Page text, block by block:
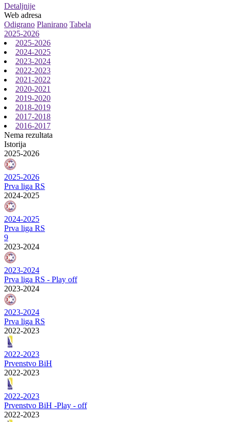
Detaljnije
Web adresa
Odigrano Planirano Tabela
2025-2026
2025-2026
2024-2025
2023-2024
2022-2023
2021-2022
2020-2021
2019-2020
2018-2019
2017-2018
2016-2017
Nema rezultata
Istorija
2025-2026
2025-2026
Prva liga RS
2024-2025
2024-2025
Prva liga RS
9
2023-2024
2023-2024
Prva liga RS - Play off
2023-2024
2023-2024
Prva liga RS
2022-2023
2022-2023
Prvenstvo BiH
2022-2023
2022-2023
Prvenstvo BiH -Play - off
2022-2023